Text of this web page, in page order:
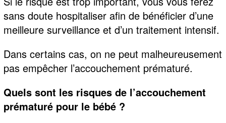
sans doute hospitaliser afin de bénéficier d’une
meilleure surveillance et d’un traitement intensif.
Dans certains cas, on ne peut malheureusement
pas empêcher l’accouchement prématuré.
Quels sont les risques de l’accouchement
prématuré pour le bébé ?